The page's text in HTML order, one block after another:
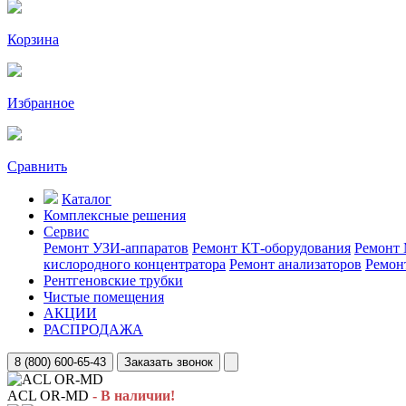
Корзина
Избранное
Сравнить
Каталог
Комплексные решения
Сервис
Ремонт УЗИ-аппаратов Ремонт КТ-оборудования Ремонт
кислородного концентратора Ремонт анализаторов
Рентгеновские трубки
Чистые помещения
АКЦИИ
РАСПРОДАЖА
8 (800) 600-65-43 Заказать звонок
ACL OR-MD - В наличии!